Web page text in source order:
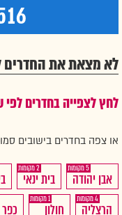
לא מצאת את החדרים
לחץ לצפייה בחדרים
או צפה בחדרים בישובים
חדרים
לפי
שעה
אבן יהודה
5
חדרים
לפי
שעה
בית ינאי
2
חדרים
הרצליה
4
חדרים
חולון
1